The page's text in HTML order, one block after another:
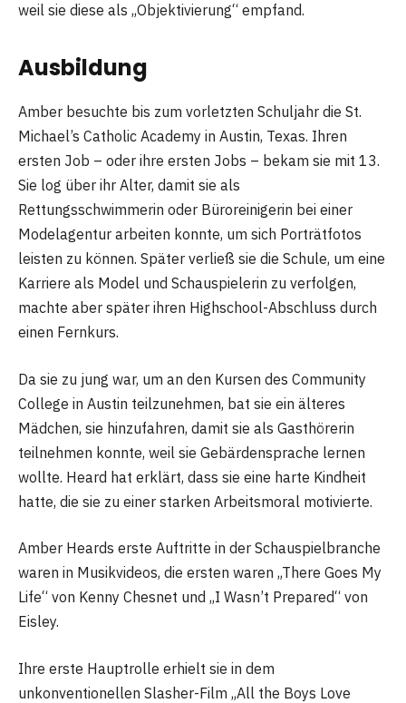
weil sie diese als „Objektivierung“ empfand.
Ausbildung
Amber besuchte bis zum vorletzten Schuljahr die St.
Michael’s Catholic Academy in Austin, Texas. Ihren
ersten Job – oder ihre ersten Jobs – bekam sie mit 13.
Sie log über ihr Alter, damit sie als
Rettungsschwimmerin oder Büroreinigerin bei einer
Modelagentur arbeiten konnte, um sich Porträtfotos
leisten zu können. Später verließ sie die Schule, um eine
Karriere als Model und Schauspielerin zu verfolgen,
machte aber später ihren Highschool-Abschluss durch
einen Fernkurs.
Da sie zu jung war, um an den Kursen des Community
College in Austin teilzunehmen, bat sie ein älteres
Mädchen, sie hinzufahren, damit sie als Gasthörerin
teilnehmen konnte, weil sie Gebärdensprache lernen
wollte. Heard hat erklärt, dass sie eine harte Kindheit
hatte, die sie zu einer starken Arbeitsmoral motivierte.
Amber Heards erste Auftritte in der Schauspielbranche
waren in Musikvideos, die ersten waren „There Goes My
Life“ von Kenny Chesnet und „I Wasn’t Prepared“ von
Eisley.
Ihre erste Hauptrolle erhielt sie in dem
unkonventionellen Slasher-Film „All the Boys Love